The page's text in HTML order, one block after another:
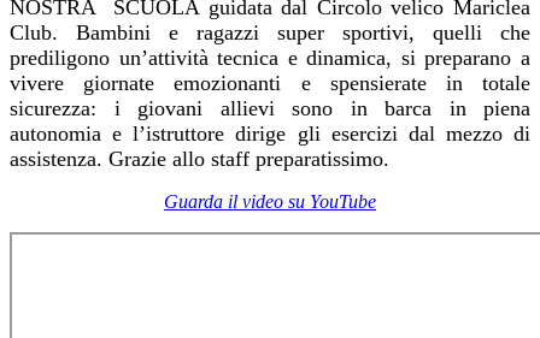
NOSTRA SCUOLA guidata dal Circolo velico Mariclea
Club. Bambini e ragazzi super sportivi, quelli che
prediligono un’attività tecnica e dinamica, si preparano a
vivere giornate emozionanti e spensierate in totale
sicurezza: i giovani allievi sono in barca in piena
autonomia e l’istruttore dirige gli esercizi dal mezzo di
assistenza. Grazie allo staff preparatissimo.
Guarda il video su YouTube